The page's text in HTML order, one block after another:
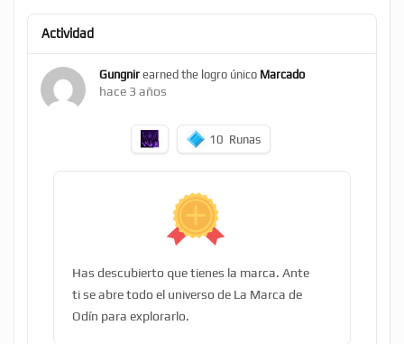
Actividad
Gungnir earned the logro único Marcado
hace 3 años
10 Runas
Has descubierto que tienes la marca. Ante
ti se abre todo el universo de La Marca de
Odín para explorarlo.